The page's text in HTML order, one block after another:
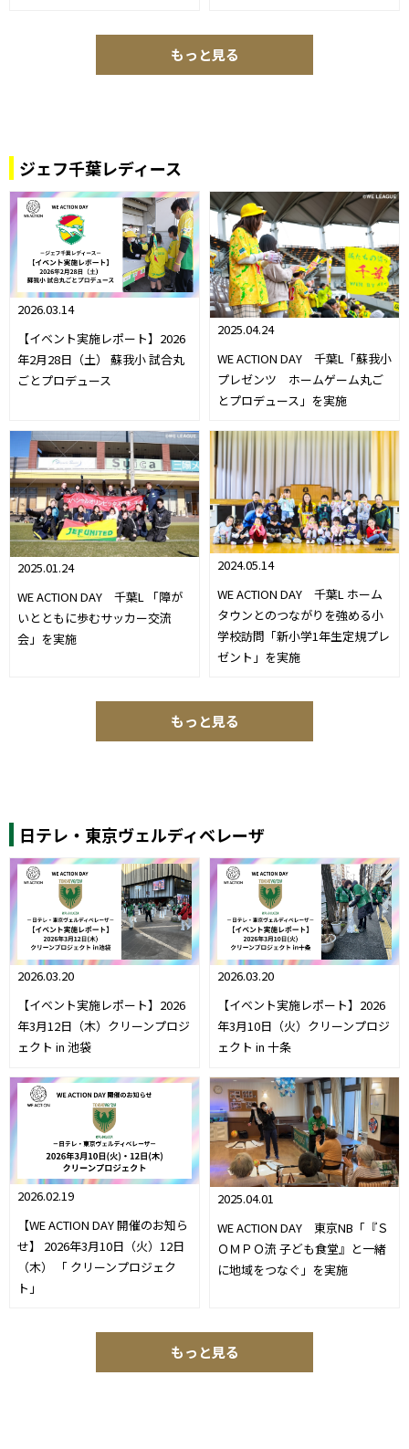
もっと見る
ジェフ千葉レディース
2026.03.14
【イベント実施レポート】2026
年2月28日（土） 蘇我小 試合丸
ごとプロデュース
2025.04.24
WE ACTION DAY 千葉L「蘇我小
プレゼンツ ホームゲーム丸ご
とプロデュース」を実施
2025.01.24
WE ACTION DAY 千葉L 「障が
いとともに歩むサッカー交流
会」を実施
2024.05.14
WE ACTION DAY 千葉L ホーム
タウンとのつながりを強める小
学校訪問「新小学1年生定規プレ
ゼント」を実施
もっと見る
日テレ・東京ヴェルディベレーザ
2026.03.20
【イベント実施レポート】2026
年3月12日（木）クリーンプロジ
ェクト in 池袋
2026.03.20
【イベント実施レポート】2026
年3月10日（火）クリーンプロジ
ェクト in 十条
2026.02.19
【WE ACTION DAY 開催のお知ら
せ】 2026年3月10日（火）12日
（木） 「 クリーンプロジェク
ト」
2025.04.01
WE ACTION DAY 東京NB「『Ｓ
ＯＭＰＯ流 子ども食堂』と一緒
に地域をつなぐ」を実施
もっと見る